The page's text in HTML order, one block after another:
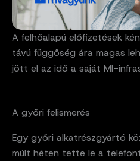
A felhőalapú előfizetések
távú függőség ára magas
jött el az idő a saját MI-
A győri felismerés
Egy győri alkatrészgyártó
múlt héten tette le a